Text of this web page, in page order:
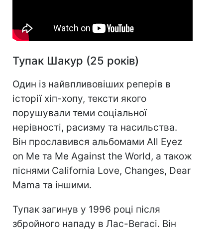
Тупак Шакур (25 років)
Один із найвпливовіших реперів в
історії хіп-хопу, тексти якого
порушували теми соціальної
нерівності, расизму та насильства.
Він прославився альбомами All Eyez
on Me та Me Against the World, а також
піснями California Love, Changes, Dear
Mama та іншими.
Тупак загинув у 1996 році після
збройного нападу в Лас-Вегасі. Він